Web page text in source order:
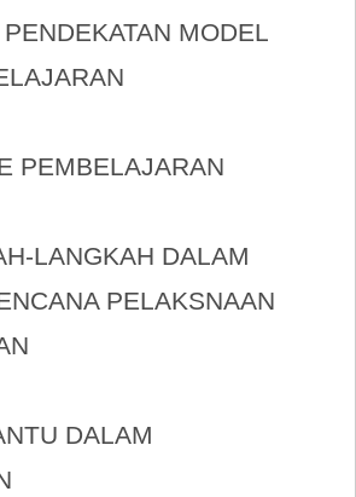
MODEL
PEMBELAJARAN
LANGKAH DALAM
PELAKSNAAN
DALAM